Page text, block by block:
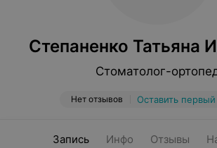
Степаненко Татьяна
Стоматолог-
Нет отзывов Оставить первый
Запись Инфо Отзывы